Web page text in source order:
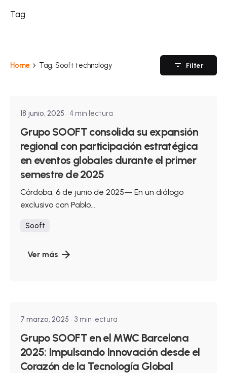
Tag
Home Tag: Sooft technology Filter
Publicado por
18 junio, 2025 4 min lectura
Grupo SOOFT consolida su expansión
regional con participación estratégica
en eventos globales durante el primer
semestre de 2025
Córdoba, 6 de junio de 2025— En un diálogo
exclusivo con Pablo...
Sooft
Ver más
7 marzo, 2025 3 min lectura
Grupo SOOFT en el MWC Barcelona
2025: Impulsando Innovación desde el
Corazón de la Tecnología Global